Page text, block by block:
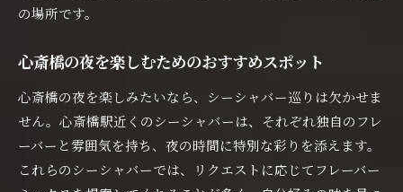
の場所です。
心斎橋の夜を楽しむためのおすすめスポット
心斎橋の夜を楽しみたいなら、シーシャバー巡りは欠かせま
せん。心斎橋駅近くのシーシャバーは、それぞれ独自のフレ
ーバーと雰囲気を持ち、夜の時間に特別な彩りを添えます。
これらのシーシャバーでは、リクエストに応じてフレーバー